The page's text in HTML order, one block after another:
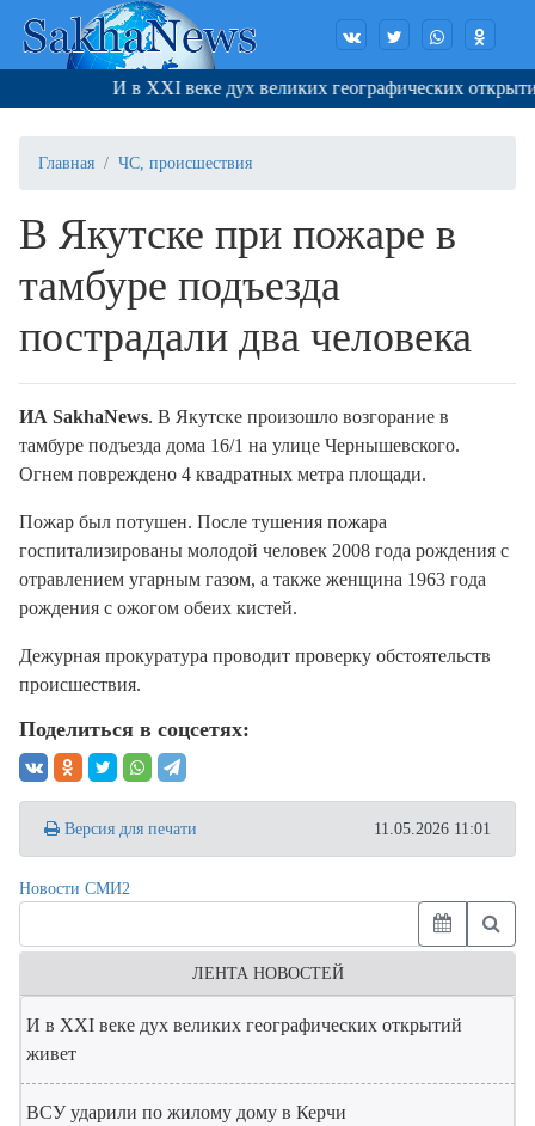
И в XXI веке дух великих географических открытий
Главная ЧС, происшествия
В Якутске при пожаре в
тамбуре подъезда
пострадали два человека
ИА SakhaNews. В Якутске произошло возгорание в
тамбуре подъезда дома 16/1 на улице Чернышевского.
Огнем повреждено 4 квадратных метра площади.
Пожар был потушен. После тушения пожара
госпитализированы молодой человек 2008 года рождения с
отравлением угарным газом, а также женщина 1963 года
рождения с ожогом обеих кистей.
Дежурная прокуратура проводит проверку обстоятельств
происшествия.
Поделиться в соцсетях:
Версия для печати 11.05.2026 11:01
Новости СМИ2
ЛЕНТА НОВОСТЕЙ
И в XXI веке дух великих географических открытий
живет
ВСУ ударили по жилому дому в Керчи